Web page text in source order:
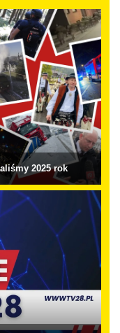
2025 rok